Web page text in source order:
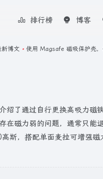
排行榜 博客
新博文 • 使用 Magsafe 磁吸保护壳
绍了通过自行更换高吸力磁
在磁力弱的问题，通常只能
斯，搭配单面麦拉可增强